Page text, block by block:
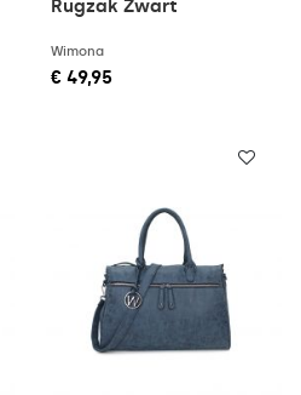
Rugzak Zwart
Wimona
€ 49,95